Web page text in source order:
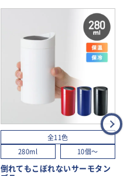
全11色
280ml
10個～
倒れてもこぼれないサーモタン